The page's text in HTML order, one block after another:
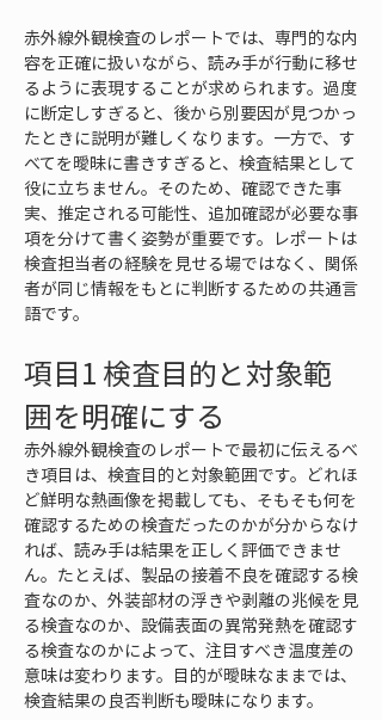
赤外線外観検査のレポートでは、専門的な内
容を正確に扱いながら、読み手が行動に移せ
るように表現することが求められます。過度
に断定しすぎると、後から別要因が見つかっ
たときに説明が難しくなります。一方で、す
べてを曖昧に書きすぎると、検査結果として
役に立ちません。そのため、確認できた事
実、推定される可能性、追加確認が必要な事
項を分けて書く姿勢が重要です。レポートは
検査担当者の経験を見せる場ではなく、関係
者が同じ情報をもとに判断するための共通言
語です。
項目1 検査目的と対象範
囲を明確にする
赤外線外観検査のレポートで最初に伝えるべ
き項目は、検査目的と対象範囲です。どれほ
ど鮮明な熱画像を掲載しても、そもそも何を
確認するための検査だったのかが分からなけ
れば、読み手は結果を正しく評価できませ
ん。たとえば、製品の接着不良を確認する検
査なのか、外装部材の浮きや剥離の兆候を見
る検査なのか、設備表面の異常発熱を確認す
る検査なのかによって、注目すべき温度差の
意味は変わります。目的が曖昧なままでは、
検査結果の良否判断も曖昧になります。